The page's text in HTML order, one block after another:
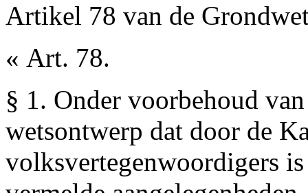
Artikel 78 van de
« Art. 78.
§ 1. Onder voorbehoud
wetsontwerp dat door de
volksvertegenwoordigers